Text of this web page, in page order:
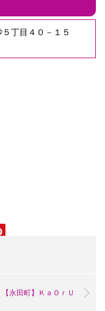
丁目４０－１５
【永田町】ＫａＯｒＵ